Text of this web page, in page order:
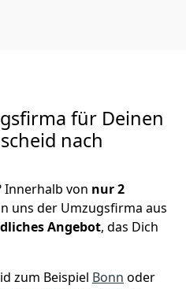
für Deinen
nach
Innerhalb von nur 2
uns der Umzugsfirma aus
Angebot, das Dich
zum Beispiel Bonn oder